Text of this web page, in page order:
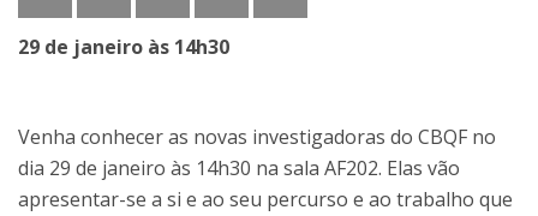
29 de janeiro às 14h30
Venha conhecer as novas investigadoras do CBQF no
dia 29 de janeiro às 14h30 na sala AF202. Elas vão
apresentar-se a si e ao seu percurso e ao trabalho que